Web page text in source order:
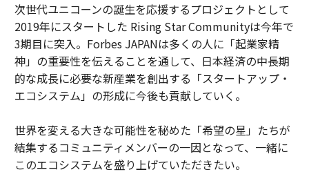
次世代ユニコーンの誕生を応援するプロジェクトとして
2019年にスタートした Rising Star Communityは今年で
3期目に突入。Forbes JAPANは多くの人に「起業家精
神」の重要性を伝えることを通して、日本経済の中長期
的な成長に必要な新産業を創出する「スタートアップ・
エコシステム」の形成に今後も貢献していく。
世界を変える大きな可能性を秘めた「希望の星」たちが
結集するコミュニティメンバーの一因となって、一緒に
このエコシステムを盛り上げていただきたい。